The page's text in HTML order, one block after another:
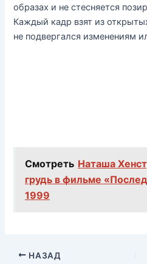
образах и не стесняется
Каждый кадр взят из
не подвергался изменениям
Смотреть Наташа
грудь в фильме
1999
НАЗАД